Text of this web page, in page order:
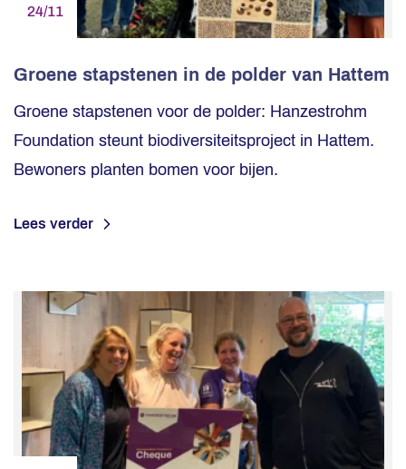
24/11
Groene stapstenen in de polder van Hattem
Groene stapstenen voor de polder: Hanzestrohm
Foundation steunt biodiversiteitsproject in Hattem.
Bewoners planten bomen voor bijen.
Lees verder